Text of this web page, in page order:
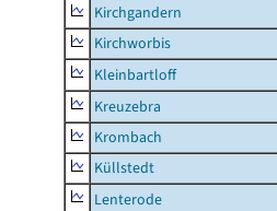
Kirchgandern
Kirchworbis
Kleinbartloff
Kreuzebra
Krombach
Küllstedt
Lenterode